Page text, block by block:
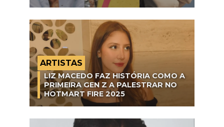
ARTISTAS
LIZ MACEDO FAZ HISTÓRIA COMO A
PRIMEIRA GEN Z A PALESTRAR NO
HOTMART FIRE 2025